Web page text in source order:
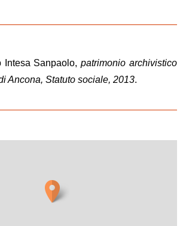
Intesa Sanpaolo, patrimonio archivistico
Ancona, Statuto sociale, 2013.